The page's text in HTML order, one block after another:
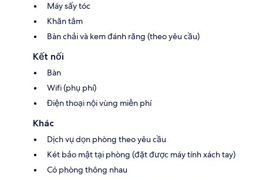
Máy sấy tóc
Khăn tắm
Bàn chải và kem đánh răng (theo yêu cầu)
Kết nối
Bàn
Wifi (phụ phí)
Điện thoại nội vùng miễn phí
Khác
Dịch vụ dọn phòng theo yêu cầu
Két bảo mật tại phòng (đặt được máy tính xách tay)
Có phòng thông nhau